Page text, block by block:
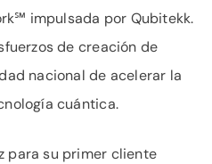
impulsada por Qubitekk.
de creación de
nacional de acelerar la
cuántica.
para su primer cliente